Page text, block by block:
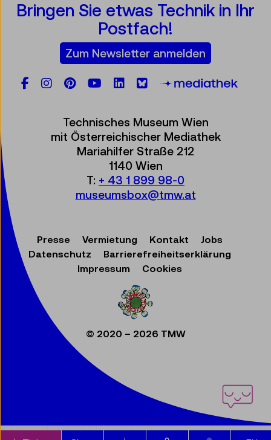
Bringen Sie etwas Technik in Ihr
Postfach!
Zum Newsletter anmelden
Facebook
Instagram
Pinterest
YouTube
LinkedIn
Bluesky
Technisches Museum Wien
mit Österreichischer Mediathek
Mariahilfer Straße 212
1140 Wien
T: + 43 1 899 98-0
museumsbox@tmw.at
Presse Vermietung Kontakt
Jobs
Datenschutz
Barrierefreiheitserklärung
Impressum
Cookies
© 2020 – 2026 TMW